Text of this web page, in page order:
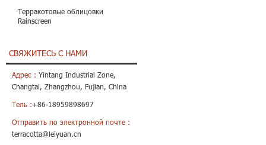
Терракотовые облицовки
Rainscreen
СВЯЖИТЕСЬ С НАМИ
Адрес : Yintang Industrial Zone,
Changtai, Zhangzhou, Fujian, China
Тель :+86-18959898697
Отправить по электронной почте :
terracotta@leiyuan.cn